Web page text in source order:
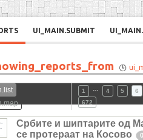
UI_MAIN.SUBMIT
1 4 5
6
672
Србите и шиптарите од
се протераат на Косово
0